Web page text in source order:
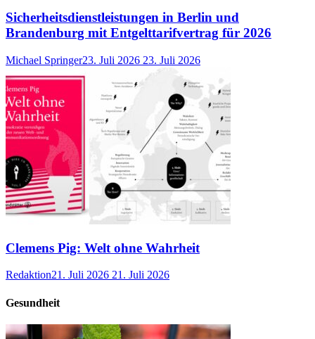
Sicherheitsdienstleistungen in Berlin und
Brandenburg mit Entgelttarifvertrag für 2026
Michael Springer23. Juli 2026 23. Juli 2026
Clemens Pig: Welt ohne Wahrheit
Redaktion21. Juli 2026 21. Juli 2026
Gesundheit